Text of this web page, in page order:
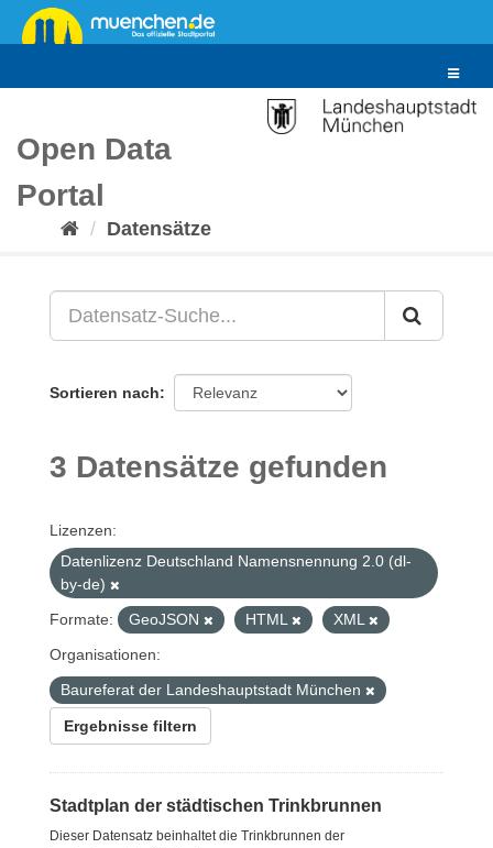
Überspringen
zum
Toggle
Open Data
Portal
Datensätze
Sortieren nach
3 Datensätze gefunden
Lizenzen:
Datenlizenz Deutschland Namensnennung 2.0 (dl-
by-de)
Formate:
GeoJSON HTML
XML
Organisationen:
Baureferat der Landeshauptstadt München
Ergebnisse filtern
Stadtplan der städtischen Trinkbrunnen
Dieser Datensatz beinhaltet die Trinkbrunnen der